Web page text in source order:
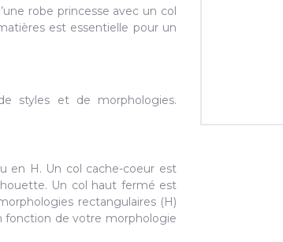
robe princesse avec un col
est essentielle pour un
styles et de morphologies.
en H. Un col cache-coeur est
Un col haut fermé est
rectangulaires (H)
fonction de votre morphologie